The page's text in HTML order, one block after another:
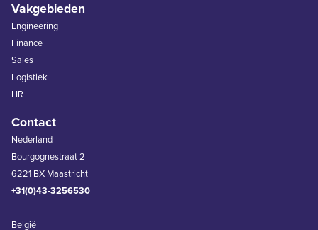
Vakgebieden
Engineering
Finance
Sales
Logistiek
HR
Contact
Nederland
Bourgognestraat 2
6221 BX Maastricht
+31(0)43-3256530
België